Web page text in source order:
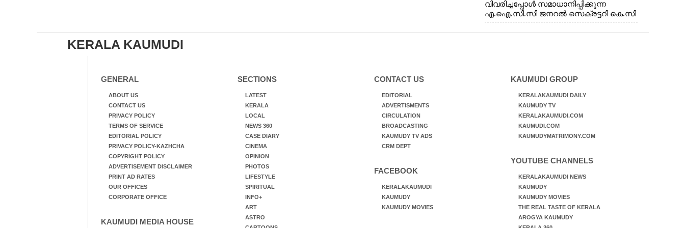
വിവരിച്ചപ്പോൾ സമാധാനിപ്പിക്കുന്ന
എ.ഐ.സി.സി ജനറൽ സെക്രട്ടറി കെ.സി
വേണുഗോപാൽ എം.പി. സഹകരണ-
എക്സൈസ് വകുപ്പ് മന്ത്രി എം. ലിജു,
KERALA KAUMUDI
GENERAL
ABOUT US
CONTACT US
PRIVACY POLICY
TERMS OF SERVICE
EDITORIAL POLICY
PRIVACY POLICY-KAZHCHA
COPYRIGHT POLICY
ADVERTISEMENT DISCLAIMER
PRINT AD RATES
OUR OFFICES
CORPORATE OFFICE
KAUMUDI MEDIA HOUSE
SECTIONS
LATEST
KERALA
LOCAL
NEWS 360
CASE DIARY
CINEMA
OPINION
PHOTOS
LIFESTYLE
SPIRITUAL
INFO+
ART
ASTRO
CONTACT US
EDITORIAL
ADVERTISMENTS
CIRCULATION
BROADCASTING
KAUMUDY TV ADS
CRM DEPT
FACEBOOK
KERALAKAUMUDI
KAUMUDY
KAUMUDY MOVIES
KAUMUDI GROUP
KERALAKAUMUDI DAILY
KAUMUDY TV
KERALAKAUMUDI.COM
KAUMUDI.COM
KAUMUDYMATRIMONY.COM
YOUTUBE CHANNELS
KERALAKAUMUDI NEWS
KAUMUDY
KAUMUDY MOVIES
THE REAL TASTE OF KERALA
AROGYA KAUMUDY